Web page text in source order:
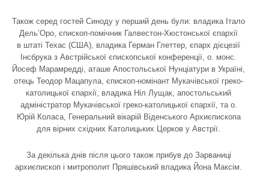
Також серед гостей Синоду у перший день були: владика Італо
Дель’Оро, єпископ-помічник Галвестон-Хюстонської єпархії
в штаті Техас (США), владика Герман Глеттер, єпарх дієцезії
Інсбрука з Австрійської єпископської конференції, о. монс.
Йосеф Марамредді, аташе Апостольської Нунціатури в Україні,
отець Теодор Мацапула, єпископ-номінант Мукачівської греко-
католицької єпархії, владика Ніл Лущак, апостольський
адміністратор Мукачівської греко-католицької єпархії, та о.
Юрій Коласа, Генеральний вікарій Віденського Архиєпископа
для вірних східних Католицьких Церков у Австрії.
За декілька днів після цього також прибув до Зарваниці
архиєпископ і митрополит Пряшівський владика Йона Максім.